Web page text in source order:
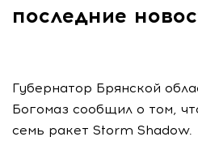
последние
Губернатор Брянской
Богомаз сообщил о том,
семь ракет Storm Shadow.